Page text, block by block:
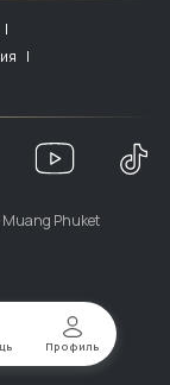
Профиль
|
|
Muang Phuket